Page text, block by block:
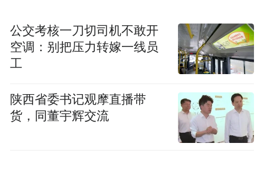
公交考核一刀切司机不敢开
空调：别把压力转嫁一线员
工
陕西省委书记观摩直播带
货，同董宇辉交流